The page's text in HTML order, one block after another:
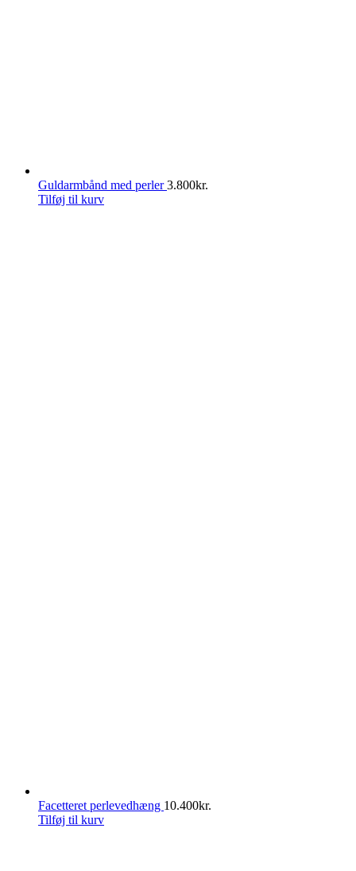
Guldarmbånd med perler3.800kr.
Tilføj til kurv
Facetteret perlevedhæng 10.400kr.
Tilføj til kurv